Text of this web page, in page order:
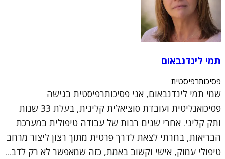
תמי לינדנבאום
פסיכותרפיסטית
שמי תמי לינדנבאום, אני פסיכותרפיסטית בגישה
פסיכואנליטית ועובדת סוציאלית קלינית, בעלת 33 שנות
ותק קליני. אחרי שנים רבות של עבודה טיפולית במערכת
הבריאות, בחרתי לצאת לדרך פרטית מתוך רצון ליצור מרחב
טיפולי עמוק, אישי וקשוב באמת, כזה שמאפשר לא רק לדב...